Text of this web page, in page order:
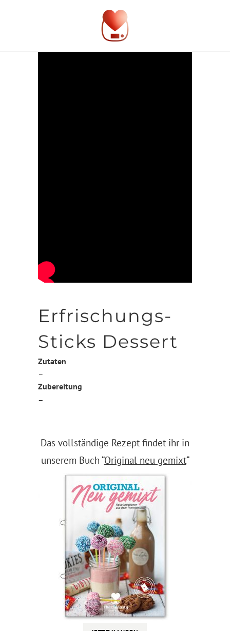
Erfrischungs-
Sticks Dessert
Zutaten
–
Zubereitung
–
Das vollständige Rezept findet ihr in
unserem Buch “Original neu gemixt“